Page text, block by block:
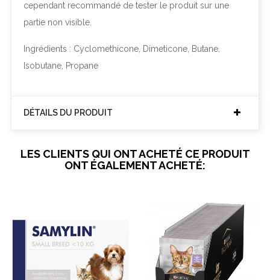
cependant recommandé de tester le produit sur une
partie non visible.
Ingrédients : Cyclomethicone, Dimeticone, Butane,
Isobutane, Propane
DÉTAILS DU PRODUIT
LES CLIENTS QUI ONT ACHETÉ CE PRODUIT
ONT ÉGALEMENT ACHETÉ: